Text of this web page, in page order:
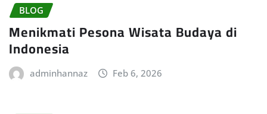
BLOG
Menikmati Pesona Wisata Budaya di
Indonesia
adminhannaz Feb 6, 2026